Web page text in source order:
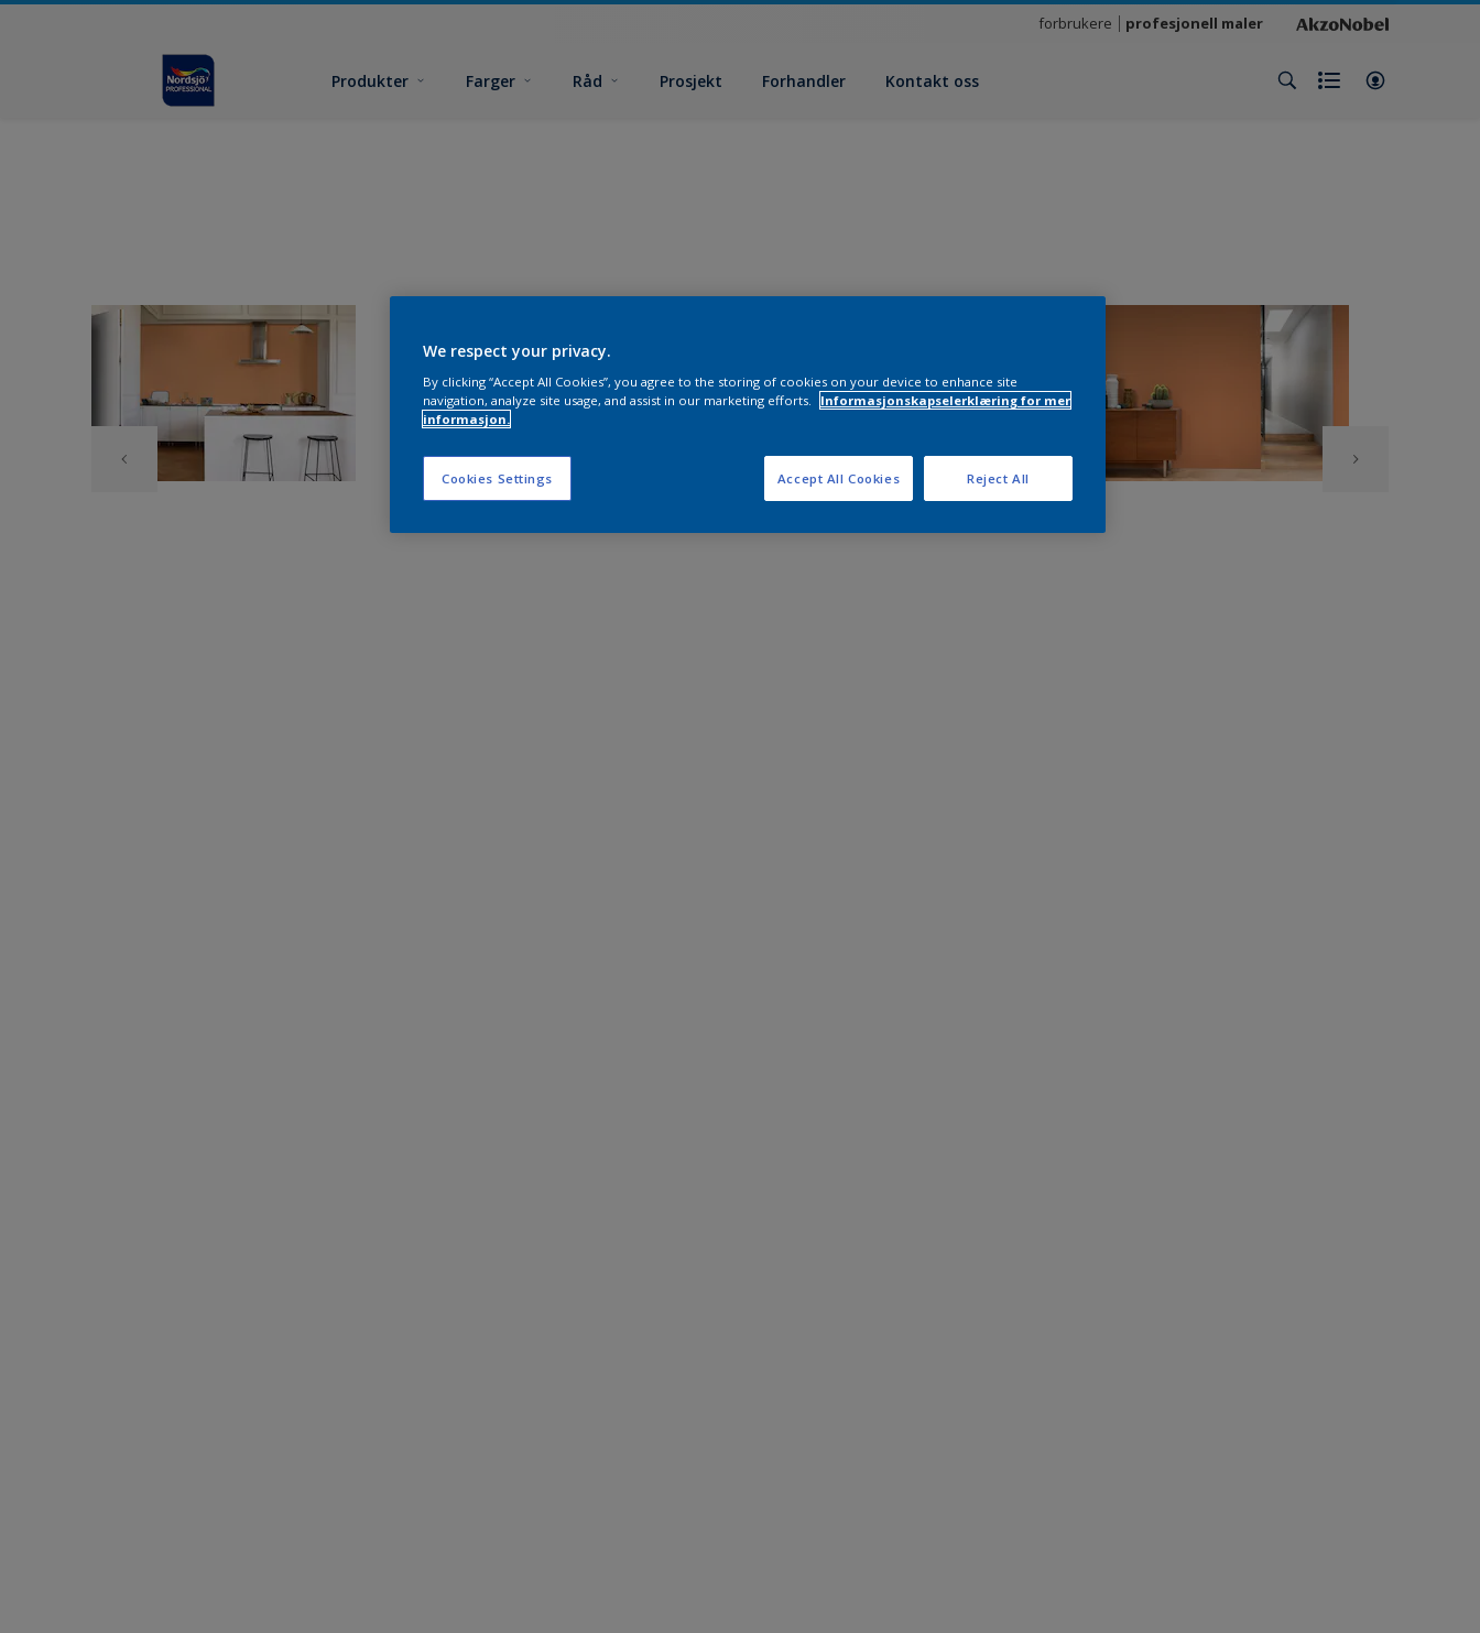
forbrukere profesjonell maler
Produkter Farger Råd Prosjekt Forhandler Kontakt oss
We respect your privacy.
By clicking “Accept All Cookies”, you agree to the storing of cookies on your device to enhance site
navigation, analyze site usage, and assist in our marketing efforts.
Informasjonskapselerklæring for mer
informasjon.
Cookies Settings Reject All
Accept All Cookies